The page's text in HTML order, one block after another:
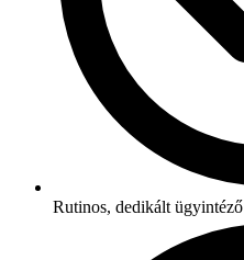
Rutinos, dedikált ügyintéző